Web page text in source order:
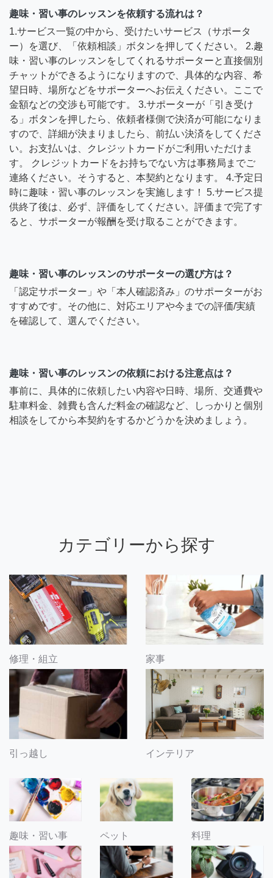
趣味・習い事のレッスンを依頼する流れは？
1.サービス一覧の中から、受けたいサービス（サポータ
ー）を選び、「依頼相談」ボタンを押してください。 2.趣
味・習い事のレッスンをしてくれるサポーターと直接個別
チャットができるようになりますので、具体的な内容、希
望日時、場所などをサポーターへお伝えください。ここで
金額などの交渉も可能です。 3.サポーターが「引き受け
る」ボタンを押したら、依頼者様側で決済が可能になりま
すので、詳細が決まりましたら、前払い決済をしてくださ
い。お支払いは、クレジットカードがご利用いただけま
す。 クレジットカードをお持ちでない方は事務局までご
連絡ください。そうすると、本契約となります。 4.予定日
時に趣味・習い事のレッスンを実施します！ 5.サービス提
供終了後は、必ず、評価をしてください。評価まで完了す
ると、サポーターが報酬を受け取ることができます。
趣味・習い事のレッスンのサポーターの選び方は？
「認定サポーター」や「本人確認済み」のサポーターがお
すすめです。その他に、対応エリアや今までの評価/実績
を確認して、選んでください。
趣味・習い事のレッスンの依頼における注意点は？
事前に、具体的に依頼したい内容や日時、場所、交通費や
駐車料金、雑費も含んだ料金の確認など、しっかりと個別
相談をしてから本契約をするかどうかを決めましょう。
カテゴリーから探す
修理・組立 家事
引っ越し インテリア
趣味・習い事 ペット 料理